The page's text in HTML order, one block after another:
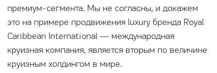
премиум-сегмента. Мы не согласны, и докажем
это на примере продвижения luxury бренда Royal
Caribbean International — международная
круизная компания, является вторым по величине
круизным холдингом в мире.